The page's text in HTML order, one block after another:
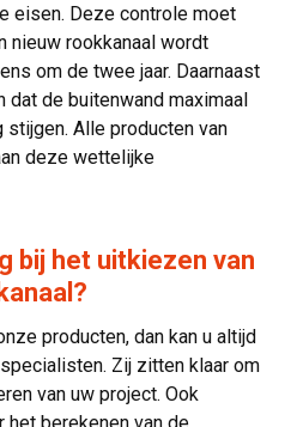
eisen. Deze controle moet
nieuw rookkanaal wordt
om de twee jaar. Daarnaast
dat de buitenwand maximaal
stijgen. Alle producten van
deze wettelijke
bij het uitkiezen van
producten, dan kan u altijd
Zij zitten klaar om
van uw project. Ook
berekenen van de